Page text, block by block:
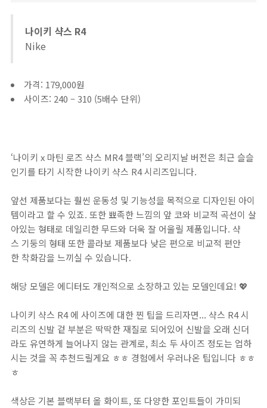
나이키 샥스 R4
Nike
가격: 179,000원
사이즈: 240 – 310 (5배수 단위)
‘나이키 x 마틴 로즈 샥스 MR4 블랙’의 오리지날 버전은 최근 슬슬
인기를 타기 시작한 나이키 샥스 R4 시리즈입니다.
앞선 제품보다는 훨씬 운동성 및 기능성을 목적으로 디자인된 아이
템이라고 할 수 있죠. 또한 뾰족한 느낌의 앞 코와 비교적 곡선이 살
아있는 형태로 데일리한 무드와 더욱 잘 어울릴 제품입니다. 샥
스 기둥의 형태 또한 콜라보 제품보다 낮은 편으로 비교적 편안
한 착화감을 느끼실 수 있습니다.
해당 모델은 에디터도 개인적으로 소장하고 있는 모델인데요! 💖
나이키 샥스 R4 에 사이즈에 대한 찐 팁을 드리자면... 샥스 R4 시
리즈의 신발 겉 부분은 딱딱한 재질로 되어있어 신발을 오래 신더
라도 유연하게 늘어나지 않는 관계로, 최소 두 사이즈 정도는 업하
시는 것을 꼭 추천드릴게요 ㅎㅎ 경험에서 우러나온 팁입니다 ㅎㅎ
ㅎ
​색상은 기본 블랙부터 올 화이트, 또 다양한 포인트들이 가미되